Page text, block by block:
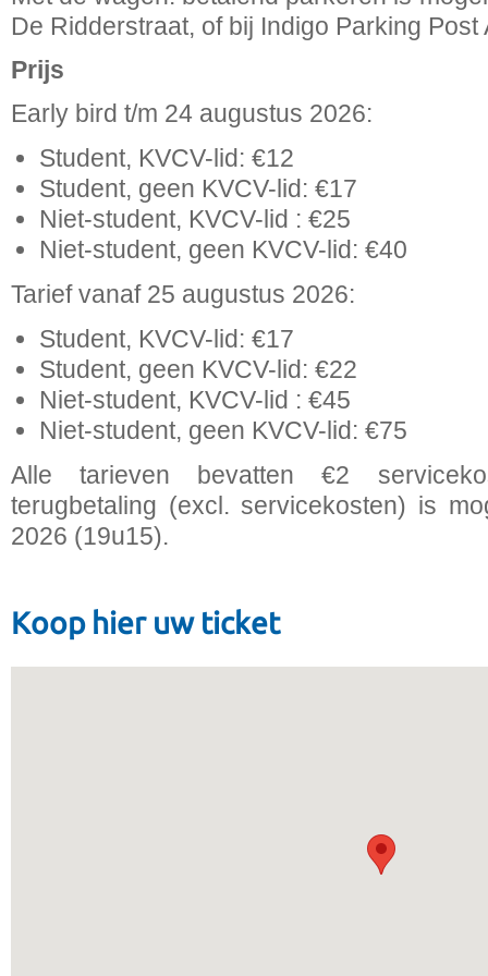
De Ridderstraat, of bij Indigo Parking Post
Prijs
Early bird t/m 24 augustus 2026:
Student, KVCV-lid: €12
Student, geen KVCV-lid: €17
Niet-student, KVCV-lid : €25
Niet-student, geen KVCV-lid: €40
Tarief vanaf 25 augustus 2026:
Student, KVCV-lid: €17
Student, geen KVCV-lid: €22
Niet-student, KVCV-lid : €45
Niet-student, geen KVCV-lid: €75
Alle tarieven bevatten €2
terugbetaling (excl. servicekosten) is
2026 (19u15).
Koop hier uw ticket